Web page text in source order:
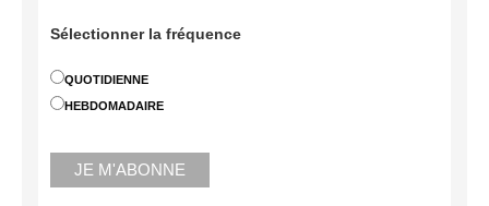
Sélectionner la fréquence
QUOTIDIENNE
HEBDOMADAIRE